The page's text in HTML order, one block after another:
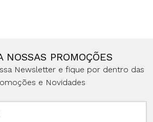
NOSSAS PROMOÇÕES
Newsletter e fique por dentro das
e Novidades